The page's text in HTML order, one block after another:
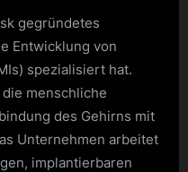
gegründetes
Entwicklung von
spezialisiert hat.
menschliche
des Gehirns mit
Unternehmen arbeitet
implantierbaren